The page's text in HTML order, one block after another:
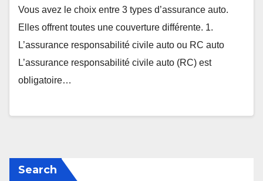
Vous avez le choix entre 3 types d’assurance auto.
Elles offrent toutes une couverture différente. 1.
L’assurance responsabilité civile auto ou RC auto
L’assurance responsabilité civile auto (RC) est
obligatoire…
Search